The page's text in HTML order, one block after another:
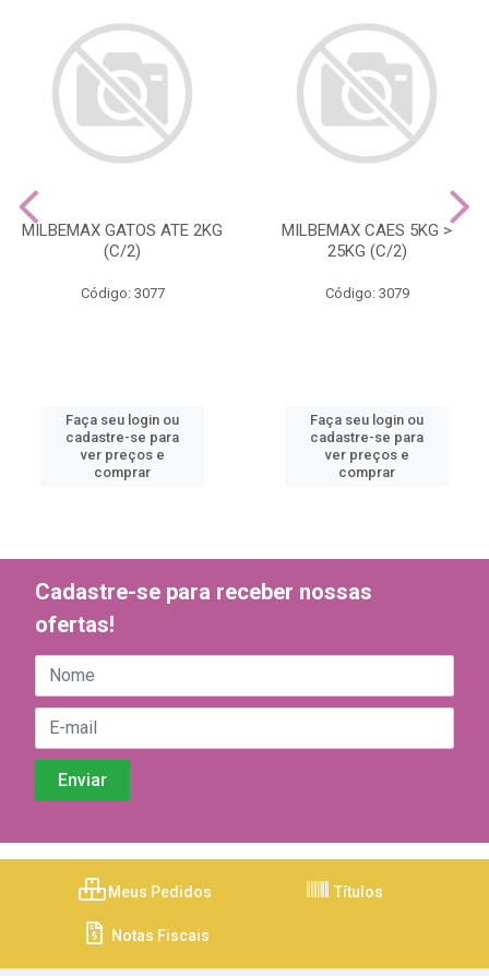
MILBEMAX GATOS ATE 2KG
(C/2)
Código: 3077
Faça seu login ou
cadastre-se para
ver preços e
comprar
MILBEMAX CAES 5KG >
25KG (C/2)
Código: 3079
Faça seu login ou
cadastre-se para
ver preços e
comprar
Cadastre-se para receber nossas
ofertas!
Meus Pedidos Títulos
Notas Fiscais